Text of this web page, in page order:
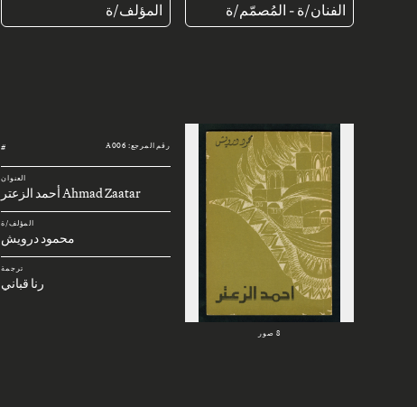
الفنان/ة - المُصمّم/ة المؤلف/ة
رقم المرجع: A006 #
العنوان
Ahmad Zaatar أحمد الزعتر
المؤلف/ة
محمود درويش
ترجمة
رنا قباني
8 صور